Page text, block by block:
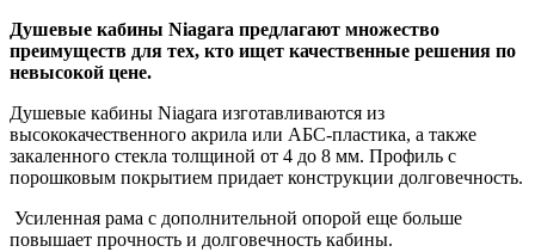
Душевые кабины Niagara предлагают множество
преимуществ для тех, кто ищет качественные решения по
невысокой цене.
Душевые кабины Niagara изготавливаются из
высококачественного акрила или АБС-пластика, а также
закаленного стекла толщиной от 4 до 8 мм. Профиль с
порошковым покрытием придает конструкции долговечность.
Усиленная рама с дополнительной опорой еще больше
повышает прочность и долговечность кабины.